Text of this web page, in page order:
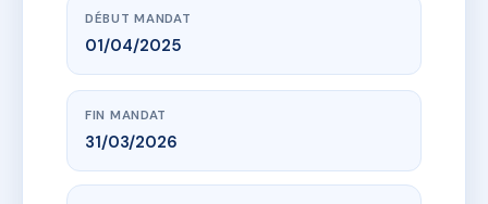
DÉBUT MANDAT
01/04/2025
FIN MANDAT
31/03/2026